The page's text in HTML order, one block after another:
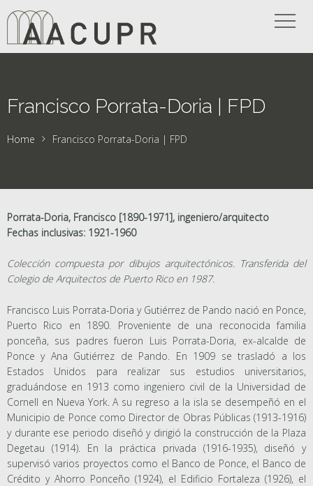
Francisco Porrata-Doria | FPD
Home Francisco Porrata-Doria | FPD
Porrata-Doria, Francisco [1890-1971], ingeniero/arquitecto
Fechas inclusivas: 1921-1960
Colección compuesta por dibujos arquitectónicos. Transferida del
Colegio de Arquitectos de Puerto Rico en 1987.
Francisco Luis Porrata-Doria y Gutiérrez de Pando nació en Ponce,
Puerto Rico en 1890. Proveniente de una reconocida familia
ponceña, sus padres fueron Luis Porrata-Doria, ex-alcalde de
Ponce y Ana Gutiérrez de Pando. En 1909 se trasladó a los
Estados Unidos para realizar sus estudios universitarios,
graduándose en 1913 como ingeniero civil de la Universidad de
Cornell en Nueva York. A su regreso a la isla se desempeñó en el
Municipio de Ponce como Director de Obras Públicas (1913-1916)
y durante ese periodo diseñó y dirigió la construcción de la Plaza
Degetau (1914). En la práctica privada (1916-1935), diseñó y
supervisó varios proyectos como el Banco de Ponce, el Banco de
Crédito y Ahorro Ponceño (1924), el Edificio Fortaleza (1926), el